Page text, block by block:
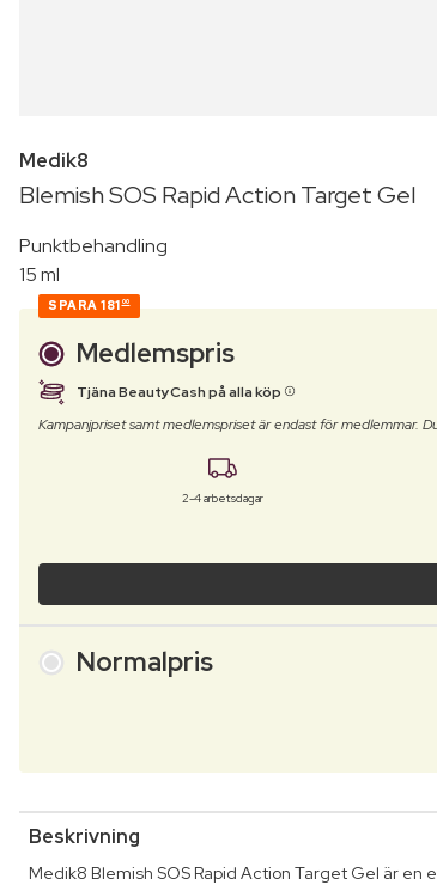
Medik8
Blemish SOS Rapid Action Target Gel
Punktbehandling
15 ml
SPARA 181 00
Medlemspris
Tjäna BeautyCash på alla köp
Kampanjpriset samt medlemspriset är endast för medlemmar.
2-4 arbetsdagar
Normalpris
Beskrivning
Medik8 Blemish SOS Rapid Action Target Gel är